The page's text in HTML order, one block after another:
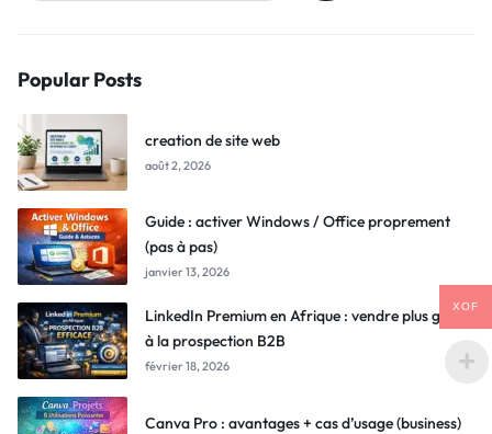
Popular Posts
creation de site web
août 2, 2026
Guide : activer Windows / Office proprement
(pas à pas)
janvier 13, 2026
LinkedIn Premium en Afrique : vendre plus grâce
à la prospection B2B
février 18, 2026
Canva Pro : avantages + cas d’usage (business)
XOF